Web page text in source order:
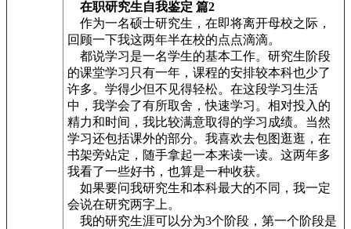
在职研究生自我鉴定 篇2
作为一名硕士研究生，在即将离开母校之际，
回顾一下我这两年半在校的点点滴滴。
都说学习是一名学生的基本工作。研究生阶段
的课堂学习只有一年，课程的安排较本科也少了
许多。学得少但不见得轻松。在这段学习生活
中，我学会了有所取舍，快速学习。相对投入的
精力和时间，我比较满意取得的学习成绩。当然
学习还包括课外的部分。我喜欢去包图逛逛，在
书架旁站定，随手拿起一本来读一读。这两年多
我看了一些好书，也算是一种收获。
如果要问我研究生和本科最大的不同，我一定
会说在研究两字上。
我的研究生涯可以分为3个阶段，第一个阶段是